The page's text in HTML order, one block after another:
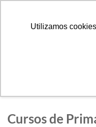
Utilizamos
Cursos de